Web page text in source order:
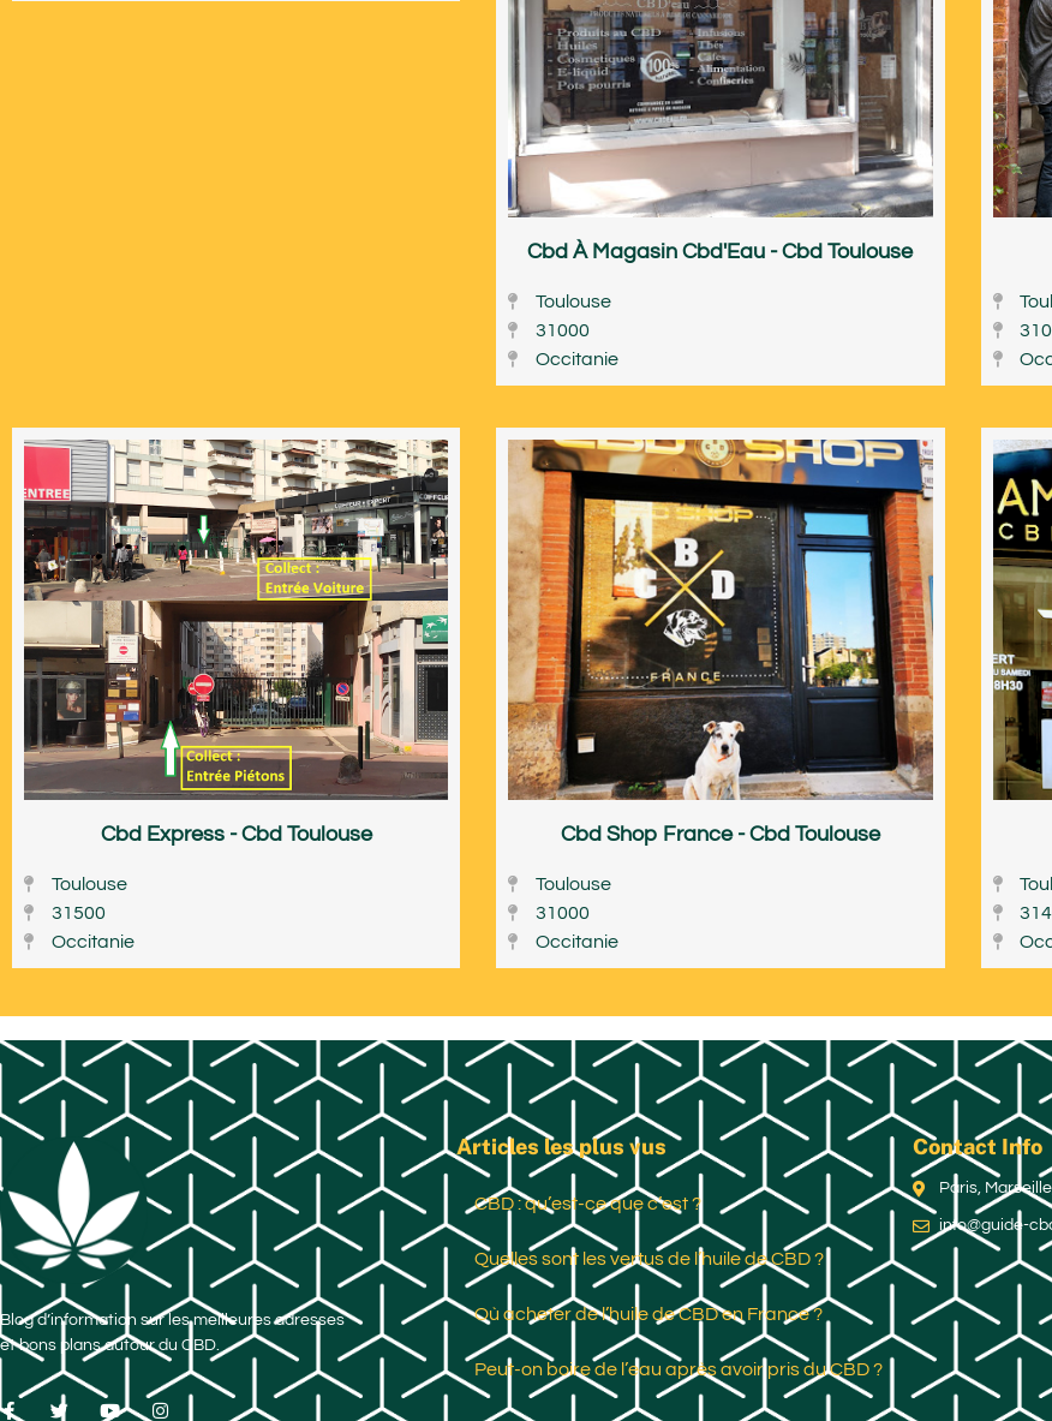
Cbd À Magasin Cbd'Eau - Cbd Toulouse
Toulouse
31000
Occitanie
Cbd Express - Cbd Toulouse
Toulouse
31500
Occitanie
Cbd Shop France - Cbd Toulouse
Toulouse
31000
Occitanie
Blog d’information sur les meilleures adresses
et bons plans autour du CBD.
Articles les plus vus
CBD : qu’est-ce que c’est ?
Quelles sont les vertus de l’huile de CBD ?
Où acheter de l’huile de CBD en France ?
Peut-on boire de l’eau après avoir pris du CBD ?
Contact Info
Paris,
info@guide-